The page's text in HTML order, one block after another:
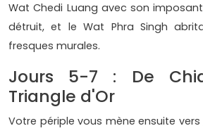
Wat Chedi Luang avec son
détruit, et le Wat Phra Singh
fresques murales.
Jours 5-7 : De
Triangle d'Or
Votre périple vous mène ensuite vers